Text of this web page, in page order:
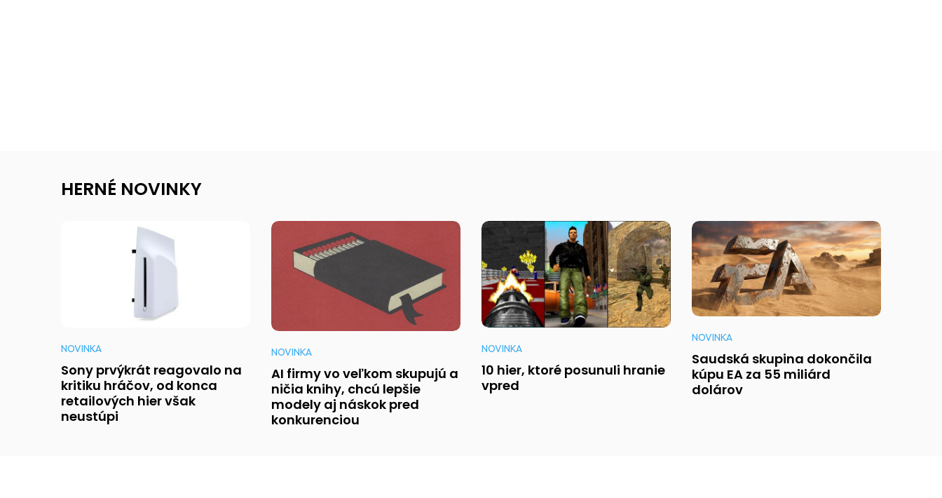
HERNÉ NOVINKY
NOVINKA
Sony prvýkrát reagovalo na
kritiku hráčov, od konca
retailových hier však
neustúpi
NOVINKA
AI firmy vo veľkom skupujú a
ničia knihy, chcú lepšie
modely aj náskok pred
konkurenciou
NOVINKA
10 hier, ktoré posunuli hranie
vpred
NOVINKA
Saudská skupina dokončila
kúpu EA za 55 miliárd
dolárov